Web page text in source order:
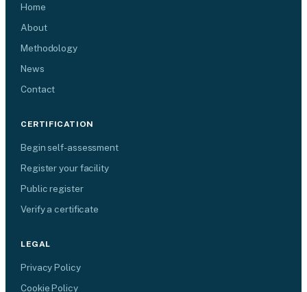
Home
About
Methodology
News
Contact
CERTIFICATION
Begin self-assessment
Register your facility
Public register
Verify a certificate
LEGAL
Privacy Policy
Cookie Policy